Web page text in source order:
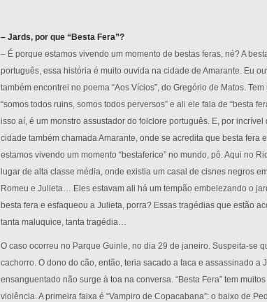
– Jards, por que “Besta Fera”?
– É porque estamos vivendo um momento de bestas feras, né? A
português, essa história é muito ouvida na cidade de Amarante. Eu
também encontrei no poema “Aos Vícios”, do Gregório de Matos.
“somos todos ruins, somos todos perversos” e ali ele fala de “besta
isso aí, é um monstro assustador do folclore português. E, por
cidade também chamada Amarante, onde se acredita que besta fera
estamos vivendo um momento “bestaferice” no mundo, pô. Aqui no
lugar de alta classe média, onde existia um casal de cisnes negros
Romeu e Julieta… Eles estavam ali há um tempão embelezando o
besta fera e esfaqueou a Julieta, porra? Essas tragédias que estão
tanta maluquice, tanta tragédia…
O caso ocorreu no Parque Guinle, no dia 29 de janeiro. Suspeita-se
cachorro. O dono do cão, então, teria sacado a faca e assassinado a
ensanguentado não surge à toa na conversa. “Besta Fera” tem
violência. A primeira faixa é “Vampiro de Copacabana”: o baixo de